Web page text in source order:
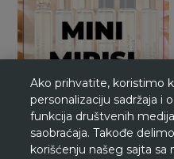
Ako prihvatite, koristimo
personalizaciju sadržaja i
funkcija društvenih
saobraćaja. Takođe
korišćenju našeg sajta sa